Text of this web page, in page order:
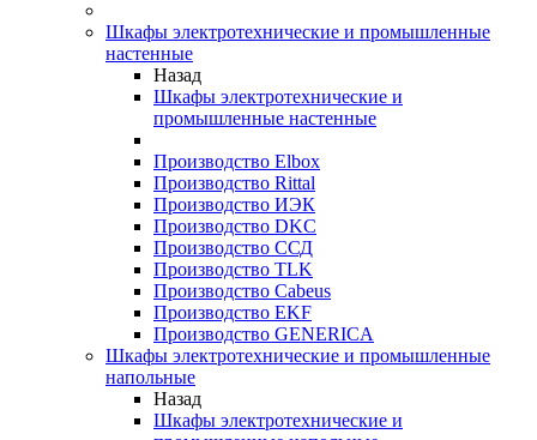
Шкафы электротехнические и промышленные
настенные
Назад
Шкафы электротехнические и
промышленные настенные
Производство Elbox
Производство Rittal
Производство ИЭК
Производство DKC
Производство ССД
Производство TLK
Производство Cabeus
Производство EKF
Производство GENERICA
Шкафы электротехнические и промышленные
напольные
Назад
Шкафы электротехнические и